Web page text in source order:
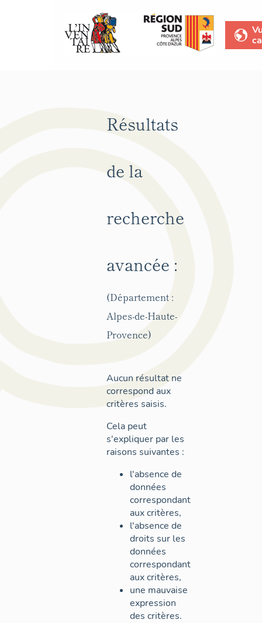
Résultats
de la
recherche
avancée :
(Département :
Alpes-de-Haute-
Provence)
Aucun résultat ne
correspond aux
critères saisis.
Cela peut
s'expliquer par les
raisons suivantes :
l'absence de
données
correspondant
aux critères,
l'absence de
droits sur les
données
correspondant
aux critères,
une mauvaise
expression
des critères.